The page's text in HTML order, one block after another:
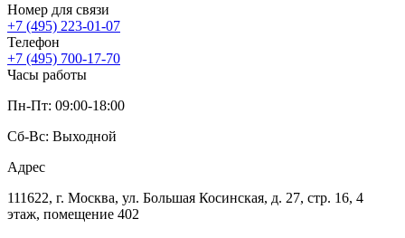
Номер для связи
+7 (495) 223-01-07
Телефон
+7 (495) 700-17-70
Часы работы
Пн-Пт: 09:00-18:00
Сб-Вс: Выходной
Адрес
111622, г. Москва, ул. Большая Косинская, д. 27, стр. 16, 4
этаж, помещение 402